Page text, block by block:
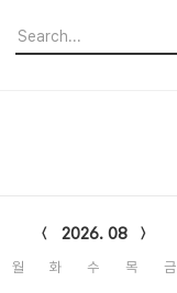
2026. 08
월 화 수 목 금